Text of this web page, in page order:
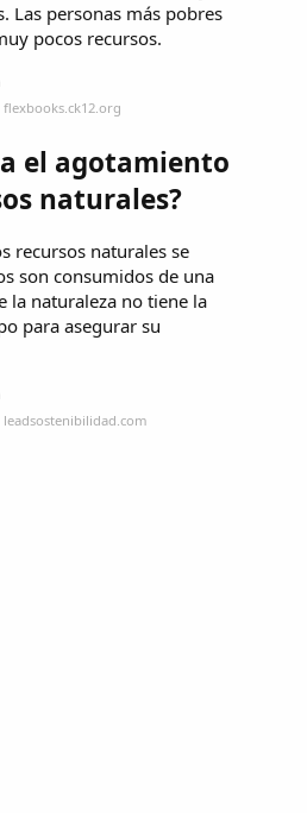
Las personas más pobres
pocos recursos.
el agotamiento
naturales?
recursos naturales se
son consumidos de una
la naturaleza no tiene la
para asegurar su